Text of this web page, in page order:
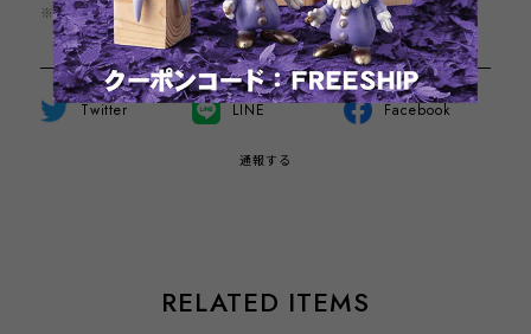
※この商品は1点までのご注文とさせていただきます。
Twitter LINE Facebook
通報する
RELATED ITEMS